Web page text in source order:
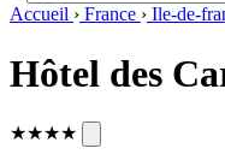
Accueil › France › Ile-de-
Hôtel des
★★★★